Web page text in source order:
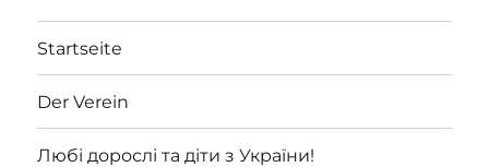
Startseite
Der Verein
Любі дорослі та діти з України!